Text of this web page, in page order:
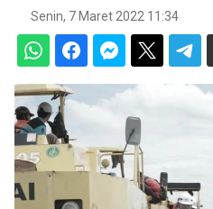
Senin, 7 Maret 2022 11:34